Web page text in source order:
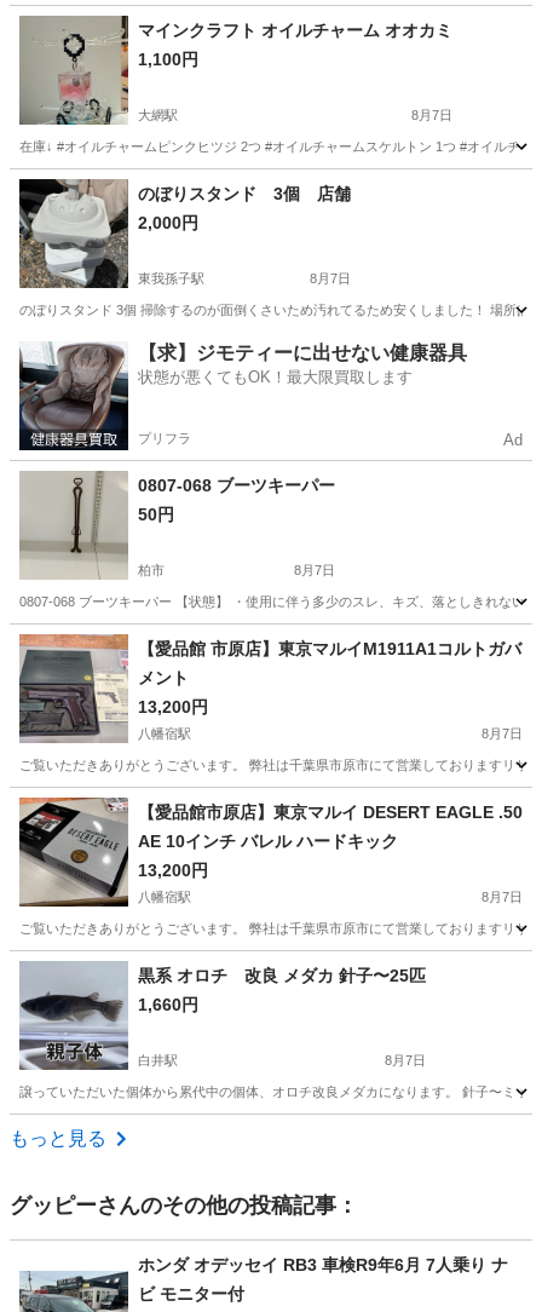
茨城 古河市 その他
マインクラフト オイルチャーム オオカミ
1,100円
大網駅 8月7日
在庫↓ #オイルチャームピンクヒツジ 2つ #オイルチャームスケルトン 1つ #オイルチ
千葉 大網白里市 大網駅 その他 マインクラフト
のぼりスタンド 3個 店舗
2,000円
東我孫子駅 8月7日
のぼりスタンド 3個 掃除するのが面倒くさいため汚れてるため安くしました！ 場所は
千葉 我孫子市 東我孫子駅 その他
【求】ジモティーに出せない健康器具
状態が悪くてもOK！最大限買取します
プリフラ Ad
0807-068 ブーツキーパー
50円
柏市 8月7日
0807-068 ブーツキーパー 【状態】 ・使用に伴う多少のスレ、キズ、落としきれな
千葉 柏市 その他 キーパー
【愛品館 市原店】東京マルイM1911A1コルトガバ
メント
13,200円
八幡宿駅 8月7日
ご覧いただきありがとうございます。 弊社は千葉県市原市にて営業しておりますリ
千葉 市原市 八幡宿駅 その他
おゆみ野駅 その他 M1911A1
【愛品館市原店】東京マルイ DESERT EAGLE .50
AE 10インチ バレル ハードキック
13,200円
八幡宿駅 8月7日
ご覧いただきありがとうございます。 弊社は千葉県市原市にて営業しておりますリ
千葉 市原市 八幡宿駅 その他 商品
黒系 オロチ 改良 メダカ 針子〜25匹
1,660円
白井駅 8月7日
譲っていただいた個体から累代中の個体、オロチ改良メダカになります。 針子〜ミ
千葉 白井市
もっと見る
グッピーさんのその他の投稿記事：
ホンダ オデッセイ RB3 車検R9年6月 7人乗り ナ
ビ モニター付